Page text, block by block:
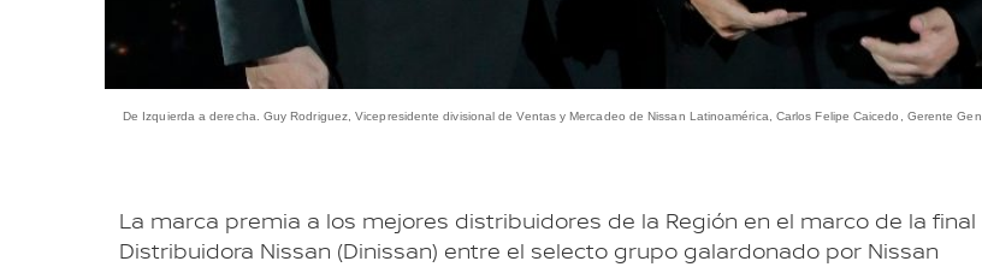
De Izquierda a derecha. Guy Rodriguez, Vicepresidente divisional de Ventas y Mercadeo de Nissan Latinoamérica, Carlos Felipe Caicedo, Gerente
La marca premia a los mejores distribuidores de la Región en el marco de la final
Distribuidora Nissan (Dinissan) entre el selecto grupo galardonado por Nissan